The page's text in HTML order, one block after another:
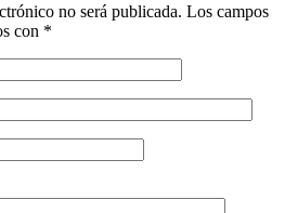
no será publicada. Los campos
con *